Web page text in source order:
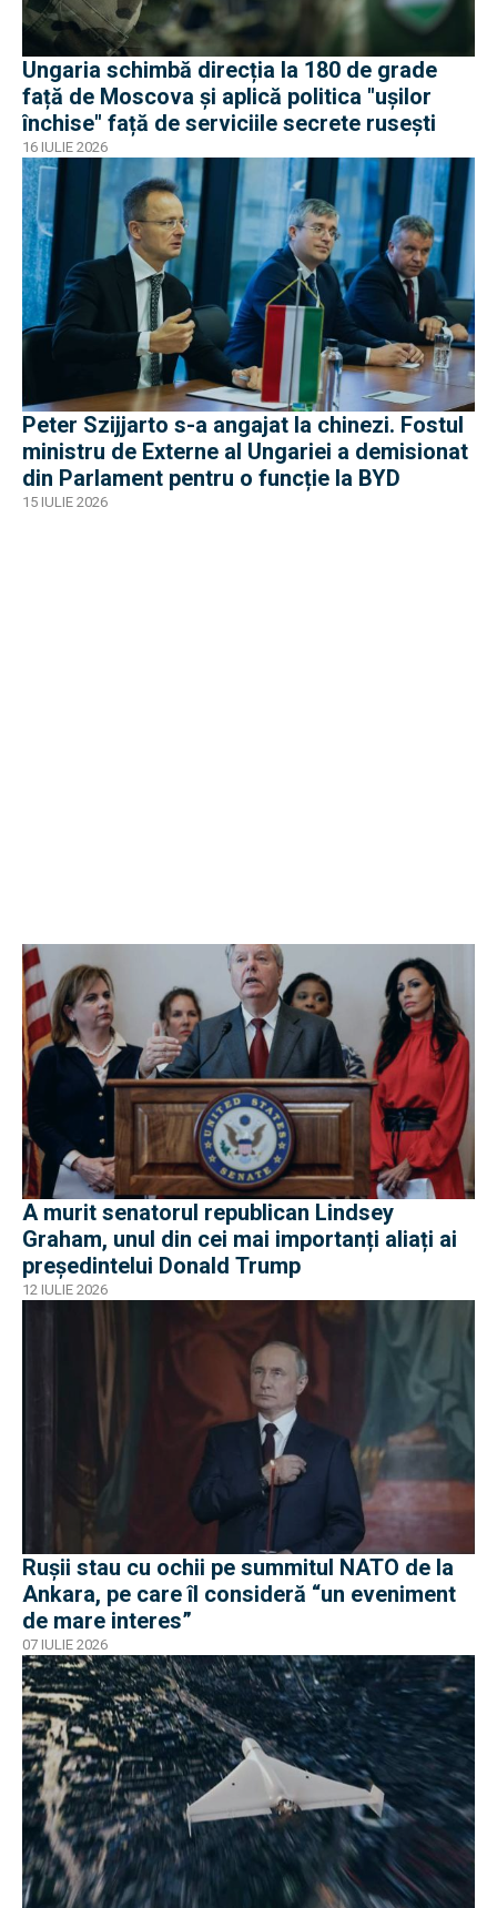
Ungaria schimbă direcția la 180 de grade
față de Moscova și aplică politica "ușilor
închise" față de serviciile secrete rusești
16 IULIE 2026
Peter Szijjarto s-a angajat la chinezi. Fostul
ministru de Externe al Ungariei a demisionat
din Parlament pentru o funcție la BYD
15 IULIE 2026
A murit senatorul republican Lindsey
Graham, unul din cei mai importanți aliați ai
președintelui Donald Trump
12 IULIE 2026
Rușii stau cu ochii pe summitul NATO de la
Ankara, pe care îl consideră “un eveniment
de mare interes”
07 IULIE 2026